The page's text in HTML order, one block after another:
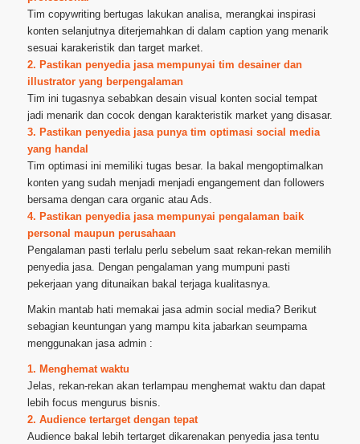
Tim copywriting bertugas lakukan analisa, merangkai inspirasi
konten selanjutnya diterjemahkan di dalam caption yang menarik
sesuai karakeristik dan target market.
2. Pastikan penyedia jasa mempunyai tim desainer dan
illustrator yang berpengalaman
Tim ini tugasnya sebabkan desain visual konten social tempat
jadi menarik dan cocok dengan karakteristik market yang disasar.
3. Pastikan penyedia jasa punya tim optimasi social media
yang handal
Tim optimasi ini memiliki tugas besar. Ia bakal mengoptimalkan
konten yang sudah menjadi menjadi engangement dan followers
bersama dengan cara organic atau Ads.
4. Pastikan penyedia jasa mempunyai pengalaman baik
personal maupun perusahaan
Pengalaman pasti terlalu perlu sebelum saat rekan-rekan memilih
penyedia jasa. Dengan pengalaman yang mumpuni pasti
pekerjaan yang ditunaikan bakal terjaga kualitasnya.
Makin mantab hati memakai jasa admin social media? Berikut
sebagian keuntungan yang mampu kita jabarkan seumpama
menggunakan jasa admin :
1. Menghemat waktu
Jelas, rekan-rekan akan terlampau menghemat waktu dan dapat
lebih focus mengurus bisnis.
2. Audience tertarget dengan tepat
Audience bakal lebih tertarget dikarenakan penyedia jasa tentu